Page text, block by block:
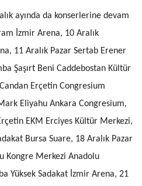
ayında da konserlerine devam
İzmir Arena, 10 Aralık
11 Aralık Pazar Sertab Erener
Şaşırt Beni Caddebostan Kültür
Erçetin Congresium
Eliyahu Ankara Congresium,
EKM Erciyes Kültür Merkezi,
Bursa Suare, 18 Aralık Pazar
Kongre Merkezi Anadolu
Yüksek Sadakat İzmir Arena, 21